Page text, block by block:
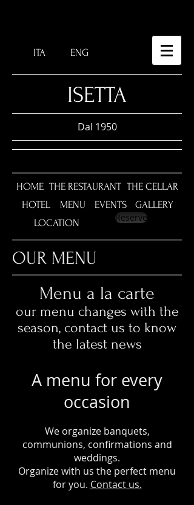
ITA ENG
​ISETTA
Dal 1950
HOME THE RESTAURANT THE CELLAR
HOTEL
MENU
LOCATION
EVENTS
GALLERY
Reserve
OUR MENU
Menu a la carte
our menu changes with the
season, contact us to know
the latest news
A menu for every
occasion
We organize banquets,
communions, confirmations and
weddings.
Organize with us the perfect menu
for you. Contact us.